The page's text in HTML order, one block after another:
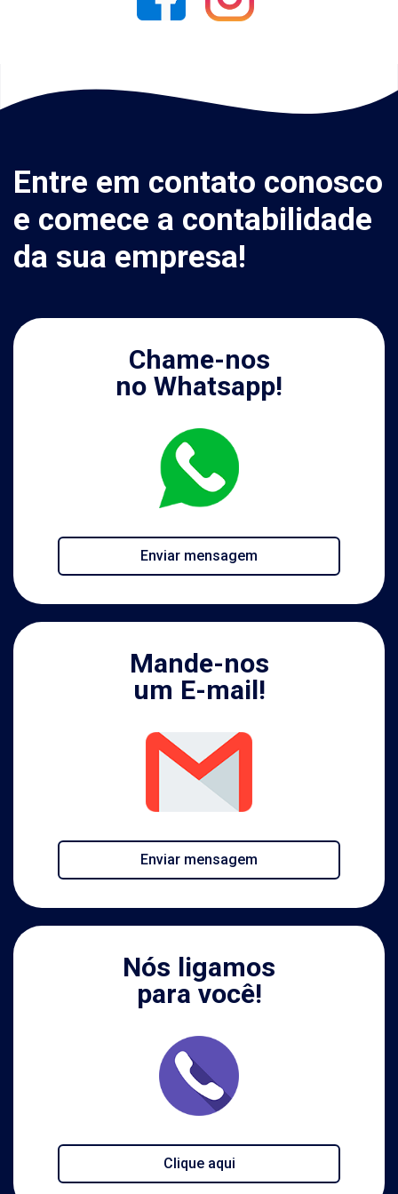
Entre em contato conosco
e comece a contabilidade
da sua empresa!
Chame-nos
no Whatsapp!
Enviar mensagem
Mande-nos
um E-mail!
Enviar mensagem
Nós ligamos
para você!
Clique aqui